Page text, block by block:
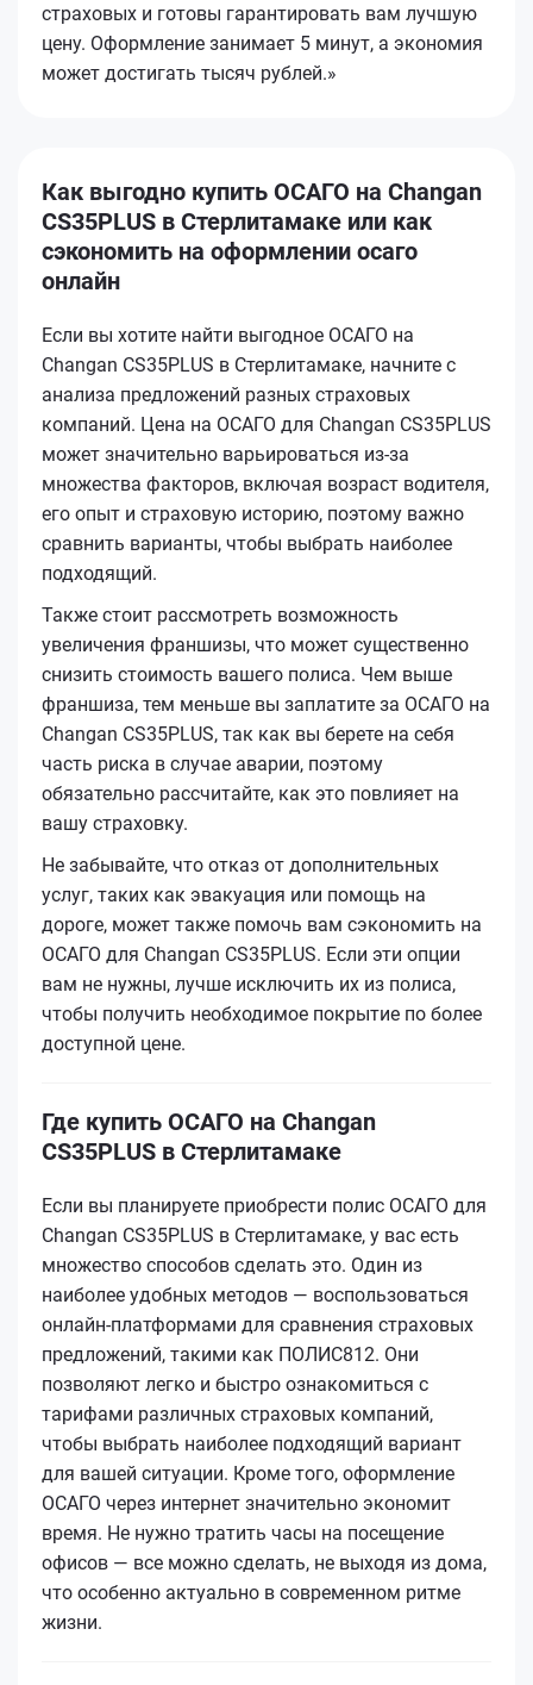
страховых и готовы гарантировать вам лучшую
цену. Оформление занимает 5 минут, а экономия
может достигать тысяч рублей.»
Как выгодно купить ОСАГО на Changan
CS35PLUS в Стерлитамаке или как
сэкономить на оформлении осаго
онлайн
Если вы хотите найти выгодное ОСАГО на
Changan CS35PLUS в Стерлитамаке, начните с
анализа предложений разных страховых
компаний. Цена на ОСАГО для Changan CS35PLUS
может значительно варьироваться из-за
множества факторов, включая возраст водителя,
его опыт и страховую историю, поэтому важно
сравнить варианты, чтобы выбрать наиболее
подходящий.
Также стоит рассмотреть возможность
увеличения франшизы, что может существенно
снизить стоимость вашего полиса. Чем выше
франшиза, тем меньше вы заплатите за ОСАГО на
Changan CS35PLUS, так как вы берете на себя
часть риска в случае аварии, поэтому
обязательно рассчитайте, как это повлияет на
вашу страховку.
Не забывайте, что отказ от дополнительных
услуг, таких как эвакуация или помощь на
дороге, может также помочь вам сэкономить на
ОСАГО для Changan CS35PLUS. Если эти опции
вам не нужны, лучше исключить их из полиса,
чтобы получить необходимое покрытие по более
доступной цене.
Где купить ОСАГО на Changan
CS35PLUS в Стерлитамаке
Если вы планируете приобрести полис ОСАГО для
Changan CS35PLUS в Стерлитамаке, у вас есть
множество способов сделать это. Один из
наиболее удобных методов — воспользоваться
онлайн-платформами для сравнения страховых
предложений, такими как ПОЛИС812. Они
позволяют легко и быстро ознакомиться с
тарифами различных страховых компаний,
чтобы выбрать наиболее подходящий вариант
для вашей ситуации. Кроме того, оформление
ОСАГО через интернет значительно экономит
время. Не нужно тратить часы на посещение
офисов — все можно сделать, не выходя из дома,
что особенно актуально в современном ритме
жизни.